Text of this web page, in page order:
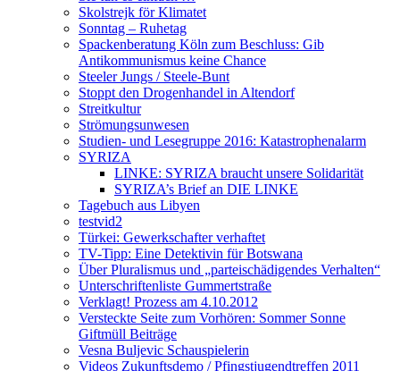
Skolstrejk för Klimatet
Sonntag – Ruhetag
Spackenberatung Köln zum Beschluss: Gib
Antikommunismus keine Chance
Steeler Jungs / Steele-Bunt
Stoppt den Drogenhandel in Altendorf
Streitkultur
Strömungsunwesen
Studien- und Lesegruppe 2016: Katastrophenalarm
SYRIZA
LINKE: SYRIZA braucht unsere Solidarität
SYRIZA’s Brief an DIE LINKE
Tagebuch aus Libyen
testvid2
Türkei: Gewerkschafter verhaftet
TV-Tipp: Eine Detektivin für Botswana
Über Pluralismus und „parteischädigendes Verhalten“
Unterschriftenliste Gummertstraße
Verklagt! Prozess am 4.10.2012
Versteckte Seite zum Vorhören: Sommer Sonne
Giftmüll Beiträge
Vesna Buljevic Schauspielerin
Videos Zukunftsdemo / Pfingstjugendtreffen 2011